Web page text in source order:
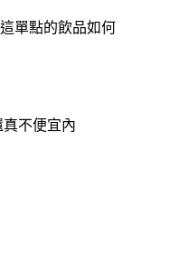
單點的飲品如何
不便宜內